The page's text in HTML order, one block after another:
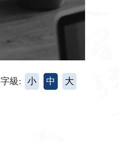
字級: 小 中 大